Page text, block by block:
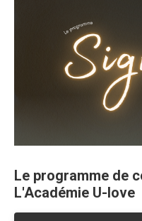
Le programme de
L'Académie U-love